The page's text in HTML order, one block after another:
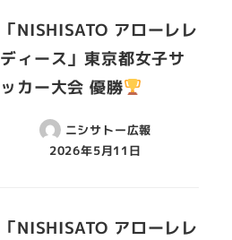
「NISHISATO アローレレ
ディース」東京都女子サ
ッカー大会 優勝
ニシサトー広報
2026年5月11日
「NISHISATO アローレレ